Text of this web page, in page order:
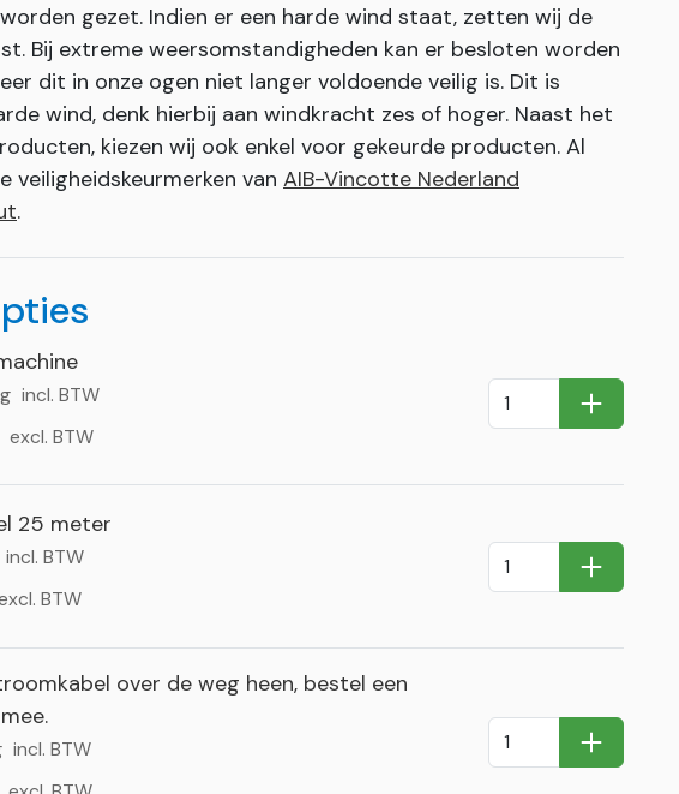
gezet. Indien er een harde wind staat, zetten wij de
Bij extreme weersomstandigheden kan er besloten worden
dit in onze ogen niet langer voldoende veilig is. Dit is
wind, denk hierbij aan windkracht zes of hoger. Naast het
kiezen wij ook enkel voor gekeurde producten. Al
veiligheidskeurmerken van AIB-Vincotte Nederland
.
incl. BTW
excl. BTW
In
25 meter
incl. BTW
BTW
In
over de weg heen, bestel een
incl. BTW
In